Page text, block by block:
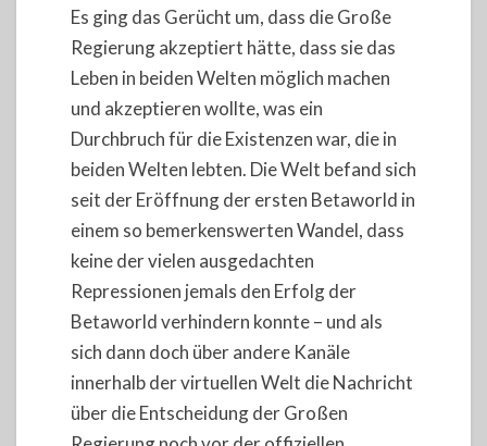
Es ging das Gerücht um, dass die Große
Regierung akzeptiert hätte, dass sie das
Leben in beiden Welten möglich machen
und akzeptieren wollte, was ein
Durchbruch für die Existenzen war, die in
beiden Welten lebten. Die Welt befand sich
seit der Eröffnung der ersten Betaworld in
einem so bemerkenswerten Wandel, dass
keine der vielen ausgedachten
Repressionen jemals den Erfolg der
Betaworld verhindern konnte – und als
sich dann doch über andere Kanäle
innerhalb der virtuellen Welt die Nachricht
über die Entscheidung der Großen